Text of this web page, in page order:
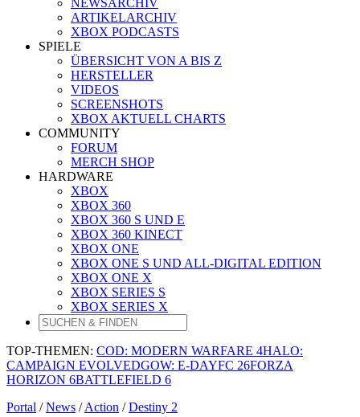
NEWSARCHIV
ARTIKELARCHIV
XBOX PODCASTS
SPIELE
ÜBERSICHT VON A BIS Z
HERSTELLER
VIDEOS
SCREENSHOTS
XBOX AKTUELL CHARTS
COMMUNITY
FORUM
MERCH SHOP
HARDWARE
XBOX
XBOX 360
XBOX 360 S UND E
XBOX 360 KINECT
XBOX ONE
XBOX ONE S UND ALL-DIGITAL EDITION
XBOX ONE X
XBOX SERIES S
XBOX SERIES X
TOP-THEMEN: COD: MODERN WARFARE 4HALO:
CAMPAIGN EVOLVEDGOW: E-DAYFC 26FORZA
HORIZON 6BATTLEFIELD 6
Portal /News /Action /Destiny 2